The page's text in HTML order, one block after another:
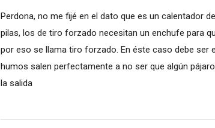
Perdona, no me fijé en el dato que es un calentador
pilas, los de tiro forzado necesitan un enchufe para
por eso se llama tiro forzado. En éste caso debe ser
humos salen perfectamente a no ser que algún
la salida